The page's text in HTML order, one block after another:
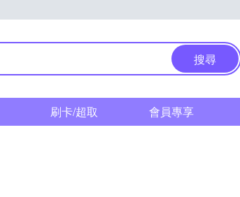
搜尋
刷卡/超取 會員專享